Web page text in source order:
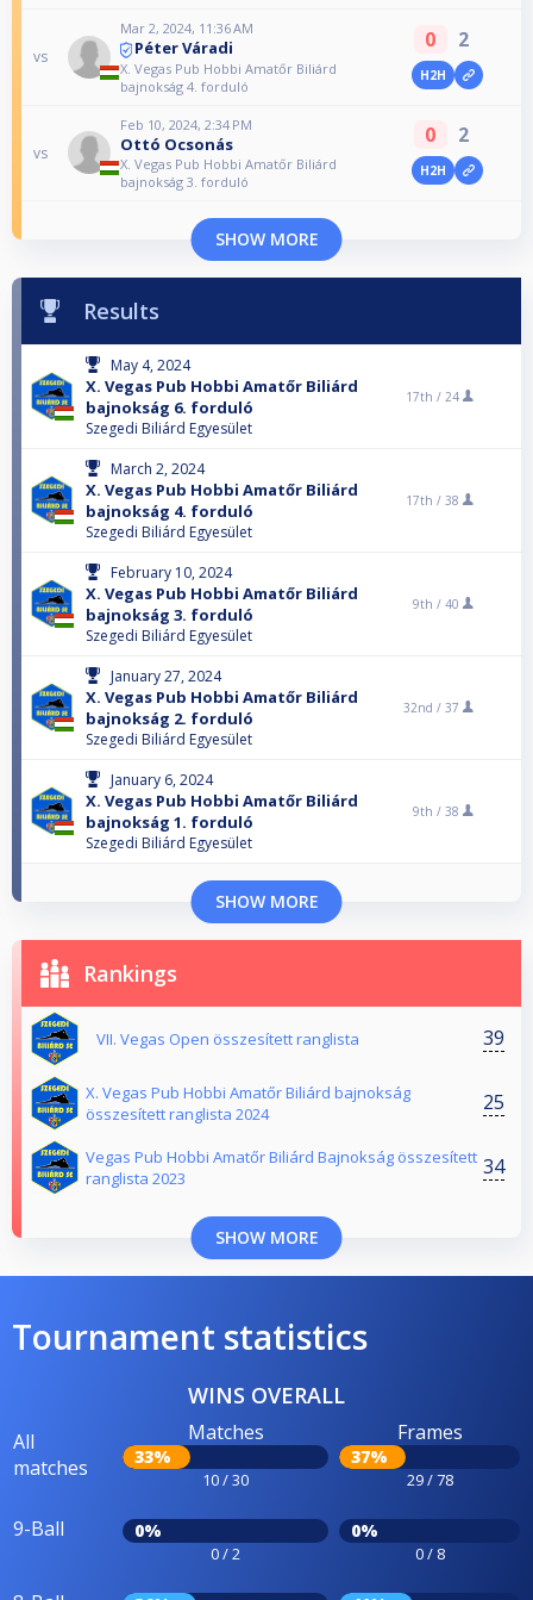
vs
Mar 2, 2024, 11:36 AM
Péter Váradi
X. Vegas Pub Hobbi Amatőr Biliárd
bajnokság 4. forduló
0 2
H2H
vs
Feb 10, 2024, 2:34 PM
Ottó Ocsonás
X. Vegas Pub Hobbi Amatőr Biliárd
bajnokság 3. forduló
0 2
H2H
SHOW MORE
Results
May 4, 2024
X. Vegas Pub Hobbi Amatőr Biliárd
bajnokság 6. forduló
Szegedi Biliárd Egyesület
17th / 24
March 2, 2024
X. Vegas Pub Hobbi Amatőr Biliárd
bajnokság 4. forduló
Szegedi Biliárd Egyesület
17th / 38
February 10, 2024
X. Vegas Pub Hobbi Amatőr Biliárd
bajnokság 3. forduló
Szegedi Biliárd Egyesület
9th / 40
January 27, 2024
X. Vegas Pub Hobbi Amatőr Biliárd
bajnokság 2. forduló
Szegedi Biliárd Egyesület
32nd / 37
January 6, 2024
X. Vegas Pub Hobbi Amatőr Biliárd
bajnokság 1. forduló
Szegedi Biliárd Egyesület
9th / 38
SHOW MORE
Rankings
VII. Vegas Open összesített ranglista 39
X. Vegas Pub Hobbi Amatőr Biliárd bajnokság
összesített ranglista 2024
25
Vegas Pub Hobbi Amatőr Biliárd Bajnokság összesített
ranglista 2023
34
SHOW MORE
Tournament statistics
WINS OVERALL
All
matches
Matches
33%
10 / 30
Frames
37%
29 / 78
9-Ball 0%
0 / 2
0%
0 / 8